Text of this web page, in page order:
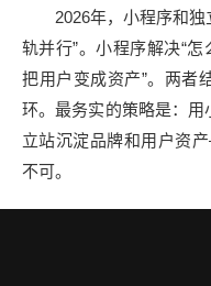
2026年，小程序和独
轨并行”。小程序解决“
把用户变成资产”。两者
环。最务实的策略是：
立站沉淀品牌和用户资
不可。